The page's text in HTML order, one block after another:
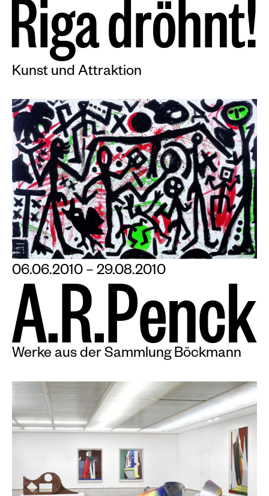
Rigadröhnt!
Kunst und Attraktion
06.06.2010 – 29.08.2010
A.R.Penck
Werke aus der Sammlung Böckmann